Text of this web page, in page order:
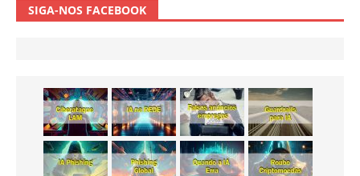
SIGA-NOS FACEBOOK